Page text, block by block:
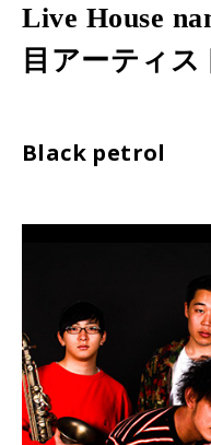
Live House
目アーティス
Black petrol